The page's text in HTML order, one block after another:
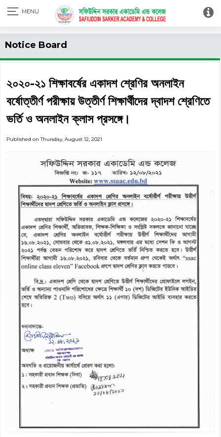
Print Admit Card
Notice Board
২০২০-২১ শিক্ষাবর্ষের একাদশ শ্রেণির অনলাইন
বর্ষোত্তীর্ণ পরীক্ষায় উত্তীর্ণ শিক্ষার্থীদের দ্বাদশ শ্রেণিতে
ভর্তি ও অনলাইন ক্লাস প্রসঙ্গে।
Published on Thursday, August 12, 2021